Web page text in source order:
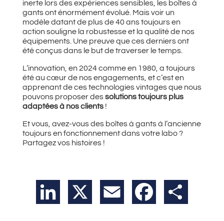
inerte lors des expériences sensibles, les boîtes à
gants ont énormément évolué. Mais voir un
modèle datant de plus de 40 ans toujours en
action souligne la robustesse et la qualité de nos
équipements. Une preuve que ces derniers ont
été conçus dans le but de traverser le temps.
L’innovation, en 2024 comme en 1980, a toujours
été au cœur de nos engagements, et c’est en
apprenant de ces technologies vintages que nous
pouvons proposer dessolutions toujours plus
adaptées à nos clients!
Et vous, avez-vous des boîtes à gants à l’ancienne
toujours en fonctionnement dans votre labo ?
Partagez vos histoires !
LinkedIn Email Facebook